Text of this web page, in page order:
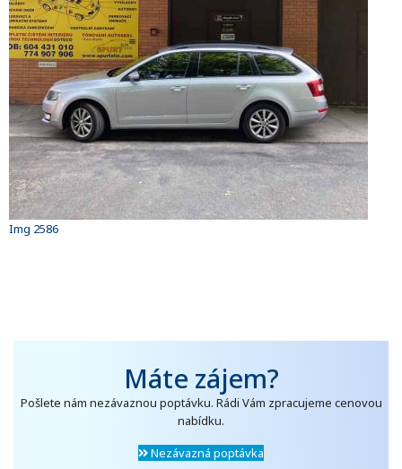
Img 2586
Máte zájem?
Pošlete nám nezávaznou poptávku. Rádi Vám zpracujeme cenovou
nabídku.
Nezávazná poptávka